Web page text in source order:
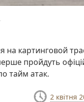
на картинговой
пройдуть
тайм атак.
2 квітня